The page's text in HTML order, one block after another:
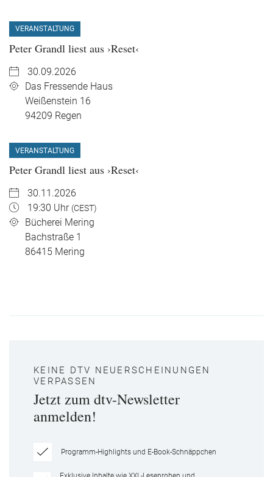
VERANSTALTUNG
Peter Grandl liest aus ›Reset‹
30.09.2026
Das Fressende Haus
Weißenstein 16
94209 Regen
VERANSTALTUNG
Peter Grandl liest aus ›Reset‹
30.11.2026
19:30 Uhr (CEST)
Bücherei Mering
Bachstraße 1
86415 Mering
KEINE DTV NEUERSCHEINUNGEN
VERPASSEN
Jetzt zum dtv-Newsletter
anmelden!
Programm-Highlights und E-Book-Schnäppchen